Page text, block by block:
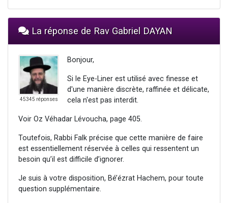
La réponse de Rav Gabriel DAYAN
45345 réponses
Bonjour,
Si le Eye-Liner est utilisé avec finesse et
d'une manière discrète, raffinée et délicate,
cela n'est pas interdit.
Voir Oz Véhadar Lévoucha, page 405.
Toutefois, Rabbi Falk précise que cette manière de faire
est essentiellement réservée à celles qui ressentent un
besoin qu’il est difficile d’ignorer.
Je suis à votre disposition, Bé’ézrat Hachem, pour toute
question supplémentaire.